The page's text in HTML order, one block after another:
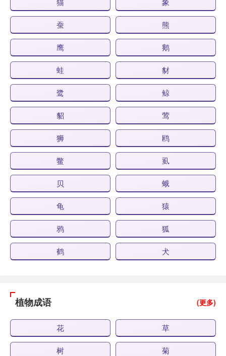
蚕 熊
鹰 鹅
蛙 豺
鹭 鲸
貂 莺
狮 鸥
鳖 虱
贝 蛾
龟 猿
鸦 狐
鹤 犬
植物成语 (更多)
花 草
树 菊